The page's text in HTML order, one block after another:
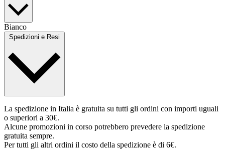
Bianco
Spedizioni e Resi
La spedizione in Italia è gratuita su tutti gli ordini con importi uguali
o superiori a 30€.
Alcune promozioni in corso potrebbero prevedere la spedizione
gratuita sempre.
Per tutti gli altri ordini il costo della spedizione è di 6€.